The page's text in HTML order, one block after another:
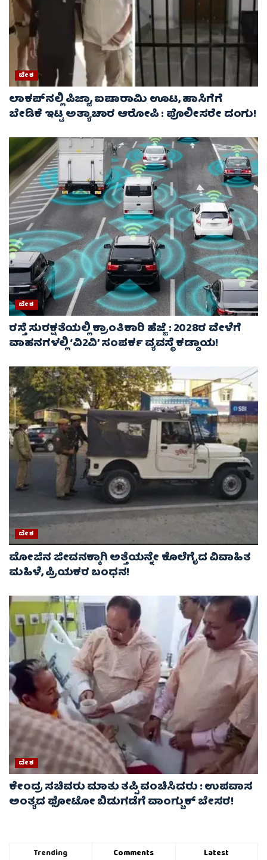
ದೇಶ
ಲಾಕಪ್‌ನಲ್ಲಿ ಪಿಜ್ಜಾ, ಐಷಾರಾಮಿ ಊಟ, ಹಾಸಿಗೆಗೆ
ಬೇಡಿಕೆ ಇಟ್ಟ ಅತ್ಯಾಚಾರ ಆರೋಪಿ : ಪೊಲೀಸರೇ ದಂಗು!
ದೇಶ
ರಸ್ತೆ ಸುರಕ್ಷತೆಯಲ್ಲಿ ಕ್ರಾಂತಿಕಾರಿ ಹೆಜ್ಜೆ : 2028ರ ವೇಳೆಗೆ
ವಾಹನಗಳಲ್ಲಿ ‘ವಿ2ವಿ’ ಸಂಪರ್ಕ ವ್ಯವಸ್ಥೆ ಕಡ್ಡಾಯ!
ದೇಶ
ಮೋಜಿನ ಜೀವನಕ್ಕಾಗಿ ಅತ್ತೆಯನ್ನೇ ಕೊಲೆಗೈದ ವಿವಾಹಿತ
ಮಹಿಳೆ, ಪ್ರಿಯಕರ ಬಂಧನ!
ದೇಶ
ಕೇಂದ್ರ ಸಚಿವರು ಮಾತು ತಪ್ಪಿ ವಂಚಿಸಿದರು : ಉಪವಾಸ
ಅಂತ್ಯದ ಫೋಟೋ ಬಿಡುಗಡೆಗೆ ವಾಂಗ್ಚುಕ್ ಬೇಸರ!
Trending Comments Latest